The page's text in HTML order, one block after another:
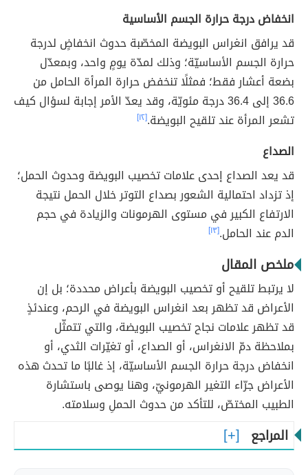
انخفاض درجة حرارة الجسم الأساسية
قد يرافق انغراس البويضة المخصّبة حدوث انخفاضٍ لدرجة
حرارة الجسم الأساسيّة؛ وذلك لمدّة يومٍ واحد، وبمعدّل
بضعة أعشار فقط؛ فمثلًا تنخفض حرارة المرأة الحامل من
36.6 إلى 36.4 درجة مئويّة، وقد يعدّ الأمر إجابة لسؤال كيف
تشعر المرأة عند تلقيح البويضة.[١٢]
الصداع
قد يعد الصداع إحدى علامات تخصيب البويضة وحدوث الحمل؛
إذ تزداد احتمالية الشعور بصداع التوتر خلال الحمل نتيجة
الارتفاع الكبير في مستوى الهرمونات والزيادة في حجم
الدم عند الحامل.[١٣]
ملخص المقال
لا يرتبط تلقيح أو تخصيب البويضة بأعراض محددة؛ بل إن
الأعراض قد تظهر بعد انغراس البويضة في الرحم، وعندئذٍ
قد تظهر علامات نجاح تخصيب البويضة، والتي تتمثّل
بملاحظة دمّ الانغراس، أو الصداع، أو تغيّرات الثدي، أو
انخفاض درجة حرارة الجسم الأساسيّة، إذ غالبًا ما تحدث هذه
الأعراض جرّاء التغير الهرمونيّ، وهنا يوصى باستشارة
الطبيب المختصّ، للتأكد من حدوث الحملِ وسلامته.
المراجع